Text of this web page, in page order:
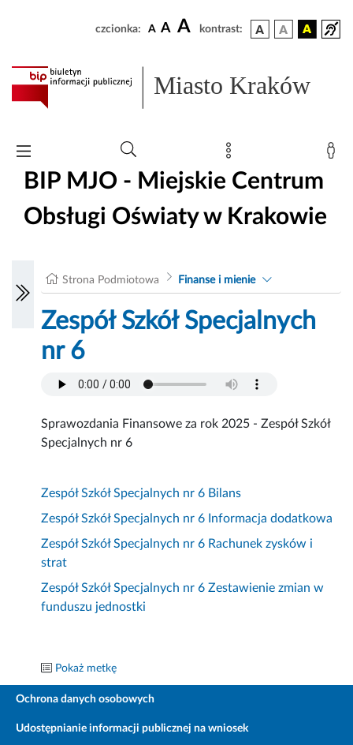
czcionka: A A A kontrast:
Miasto Kraków
BIP MJO - Miejskie Centrum
Obsługi Oświaty w Krakowie
Strona Podmiotowa Finanse i mienie
Zespół Szkół Specjalnych
nr 6
Sprawozdania Finansowe za rok 2025 - Zespół Szkół
Specjalnych nr 6
Zespół Szkół Specjalnych nr 6 Bilans
Zespół Szkół Specjalnych nr 6 Informacja dodatkowa
Zespół Szkół Specjalnych nr 6 Rachunek zysków i
strat
Zespół Szkół Specjalnych nr 6 Zestawienie zmian w
funduszu jednostki
Pokaż metkę
Ochrona danych osobowych
Udostępnianie informacji publicznej na wniosek